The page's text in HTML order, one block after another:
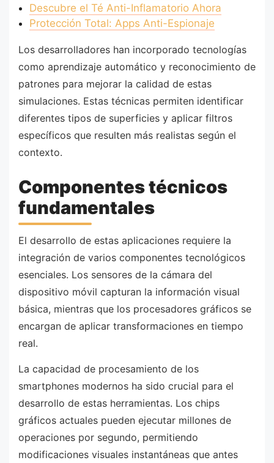
Descubre el Té Anti-Inflamatorio Ahora
Protección Total: Apps Anti-Espionaje
Los desarrolladores han incorporado tecnologías
como aprendizaje automático y reconocimiento de
patrones para mejorar la calidad de estas
simulaciones. Estas técnicas permiten identificar
diferentes tipos de superficies y aplicar filtros
específicos que resulten más realistas según el
contexto.
Componentes técnicos
fundamentales
El desarrollo de estas aplicaciones requiere la
integración de varios componentes tecnológicos
esenciales. Los sensores de la cámara del
dispositivo móvil capturan la información visual
básica, mientras que los procesadores gráficos se
encargan de aplicar transformaciones en tiempo
real.
La capacidad de procesamiento de los
smartphones modernos ha sido crucial para el
desarrollo de estas herramientas. Los chips
gráficos actuales pueden ejecutar millones de
operaciones por segundo, permitiendo
modificaciones visuales instantáneas que antes